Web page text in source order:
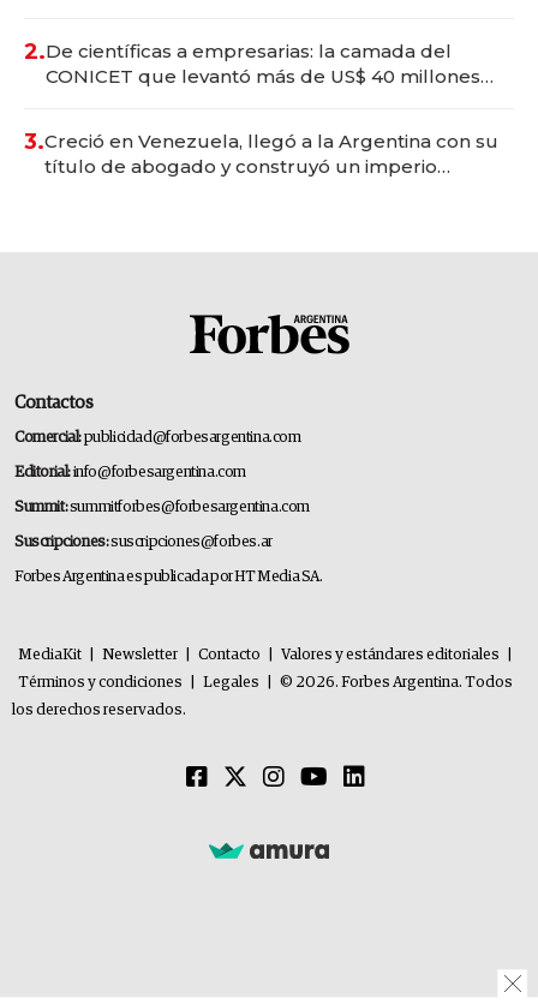
2.De científicas a empresarias: la camada del
CONICET que levantó más de US$ 40 millones
3.Creció en Venezuela, llegó a la Argentina con su
título de abogado y construyó un imperio
Contactos
Comercial:publicidad@forbesargentina.com
Editorial:info@forbesargentina.com
Summit:summitforbes@forbesargentina.com
Suscripciones:suscripciones@forbes.ar
Forbes Argentina es publicada por HT Media SA.
MediaKit Newsletter Contacto Valores y estándares editoriales
Términos y condiciones
Legales
© 2026. Forbes Argentina. Todos
los derechos reservados.